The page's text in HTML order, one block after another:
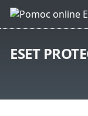
ESET